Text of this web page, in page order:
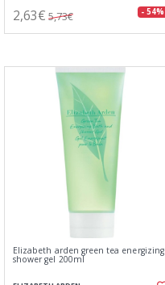
2,63€ 5,73€ - 54%
Elizabeth arden green tea energizing
shower gel 200ml